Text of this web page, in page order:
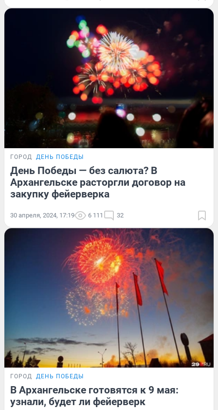
ГОРОД ДЕНЬ ПОБЕДЫ
День Победы — без салюта? В
Архангельске расторгли договор на
закупку фейерверка
30 апреля, 2024, 17:19 6 111 32
ГОРОД ДЕНЬ ПОБЕДЫ
В Архангельске готовятся к 9 мая:
узнали, будет ли фейерверк